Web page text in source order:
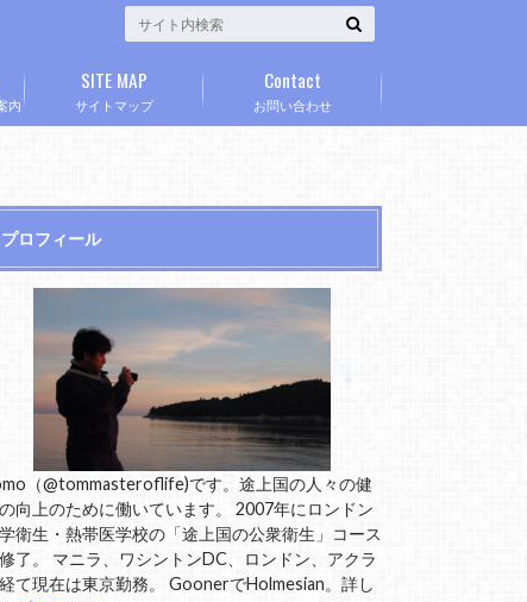
内 サイトマップ
SITE MAP
お問い合わせ
Contact
プロフィール
（@tommasteroflife)です。途上国の人々の健
向上のために働いています。 2007年にロンドン
衛生・熱帯医学校の「途上国の公衆衛生」コース
了。 マニラ、ワシントンDC、ロンドン、アクラ
て現在は東京勤務。 GoonerでHolmesian。詳し